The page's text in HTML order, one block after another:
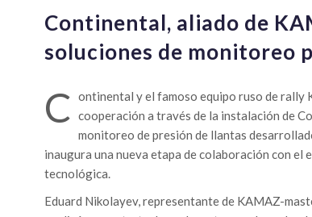
Continental, aliado de
soluciones de monitoreo
C ontinental y el famoso equipo ruso de rally
cooperación a través de la instalación de
monitoreo de presión de llantas
inaugura una nueva etapa de colaboración con el
tecnológica.
Eduard Nikolayev, representante de KAMAZ-